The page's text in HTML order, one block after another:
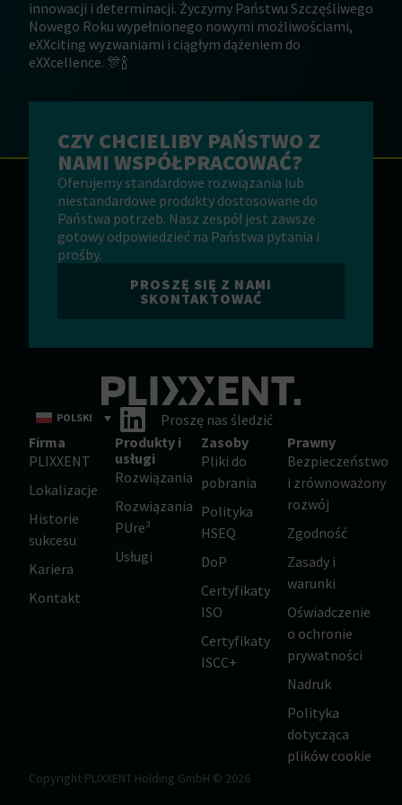
innowacji i determinacji. Życzymy Państwu Szczęśliwego
Nowego Roku wypełnionego nowymi możliwościami,
eXXciting wyzwaniami i ciągłym dążeniem do
eXXcellence. 🎊🍾
CZY CHCIELIBY PAŃSTWO Z
NAMI WSPÓŁPRACOWAĆ?
Oferujemy standardowe rozwiązania lub
niestandardowe produkty dostosowane do
Państwa potrzeb. Nasz zespół jest zawsze
gotowy odpowiedzieć na Państwa pytania i
prośby.
PROSZĘ SIĘ Z NAMI
SKONTAKTOWAĆ
POLSKI
Proszę nas śledzić
Firma
PLIXXENT
Lokalizacje
Historie
sukcesu
Kariera
Kontakt
Produkty i
usługi
Rozwiązania
Rozwiązania
PUre³
Usługi
Zasoby
Pliki do
pobrania
Polityka
HSEQ
DoP
Certyfikaty
ISO
Certyfikaty
ISCC+
Prawny
Bezpieczeństwo
i zrównoważony
rozwój
Zgodność
Zasady i
warunki
Oświadczenie
o ochronie
prywatności
Nadruk
Polityka
dotycząca
plików cookie
Copyright PLIXXENT Holding GmbH © 2026